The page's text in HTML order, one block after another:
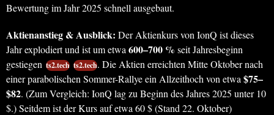
Bewertung im Jahr 2025 schnell ausgebaut.
Aktienanstieg & Ausblick: Der Aktienkurs von IonQ ist dieses
Jahr explodiert und ist um etwa 600–700 % seit Jahresbeginn
gestiegen ts2.tech ts2.tech. Die Aktien erreichten Mitte Oktober nach
einer parabolischen Sommer-Rallye ein Allzeithoch von etwa $75–
$82. (Zum Vergleich: IonQ lag zu Beginn des Jahres 2025 unter 10
$.) Seitdem ist der Kurs auf etwa 60 $ (Stand 22. Oktober)